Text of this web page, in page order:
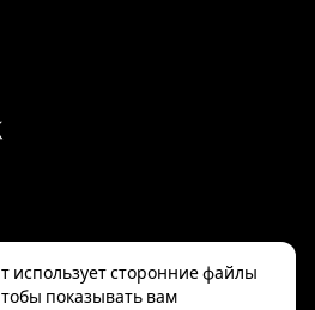
использует сторонние файлы
показывать вам